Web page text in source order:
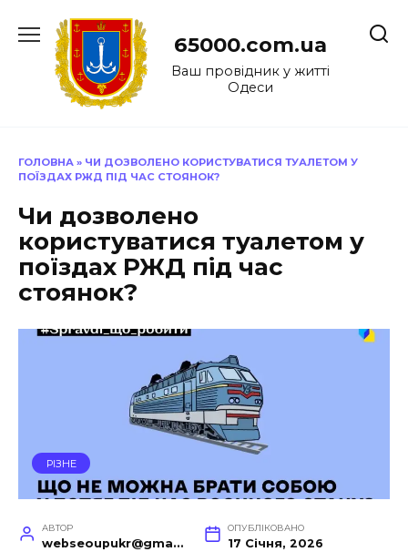
до
65000.com.ua
Ваш провідник у житті
Одеси
ГОЛОВНА » ЧИ ДОЗВОЛЕНО КОРИСТУВАТИСЯ ТУАЛЕТОМ У
ПОЇЗДАХ РЖД ПІД ЧАС СТОЯНОК?
Чи дозволено
користуватися туалетом у
поїздах РЖД під час
стоянок?
РІЗНЕ
АВТОР
webseoupukr@gmail.com
ОПУБЛІКОВАНО
17 Січня, 2026